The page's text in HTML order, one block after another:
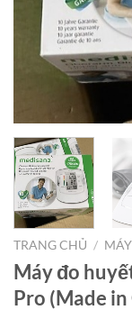
TRANG CHỦ /
Máy đo
Pro (Made